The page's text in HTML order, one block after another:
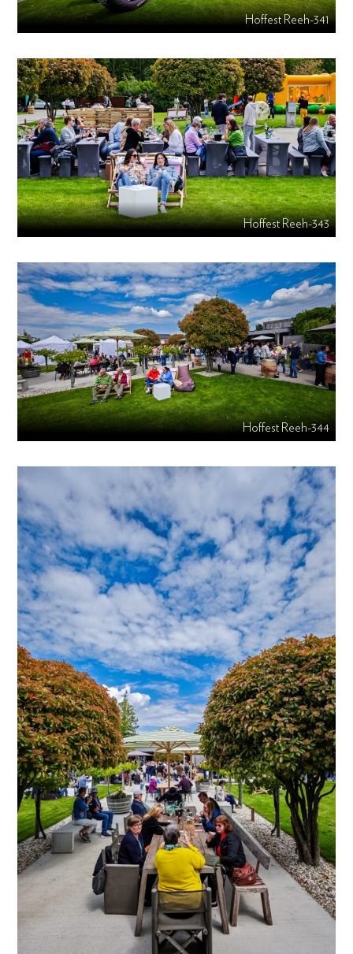
Hoffest Reeh-341
Hoffest Reeh-343
Hoffest Reeh-344